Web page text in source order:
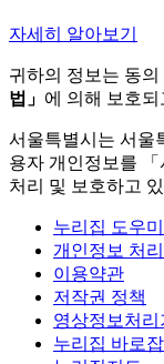
자세히 알아보기
귀하의 정보는 동
법」 에 의해 보호
서울특별시는 서울
용자 개인정보를
처리 및 보호하고
누리집 도우미
개인정보 처
이용약관
저작권 정책
영상정보처리
누리집 바로잡